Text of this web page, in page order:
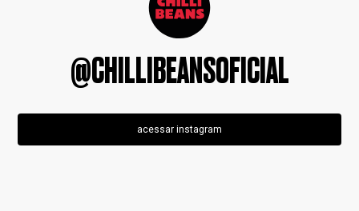
@CHILLIBEANSOFICIAL
acessar instagram